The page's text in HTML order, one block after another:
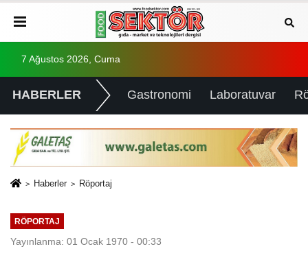
7 Ağustos 2026, Cuma
HABERLER Gastronomi Laboratuvar
Haberler Röportaj
RÖPORTAJ
Yayınlanma: 01 Ocak 1970 - 00:33